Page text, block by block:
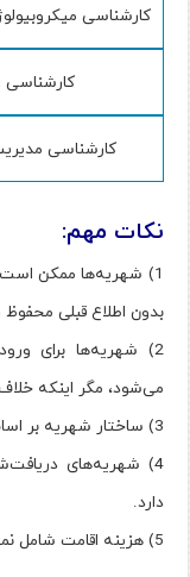
کارشناسی
کارشناسی
کارشناسی
نکات مهم:
1) شهریه‌ها ممکن است
بدون اطلاع قبلی محفوظ
می‌شود، مگر اینکه
3) ساختار شهریه بر اساس حداقل یا دوره معمول مطالعه است.
4) شهریه‌های
دارد.
5) هزینه اقامت شامل نمی‌شود.